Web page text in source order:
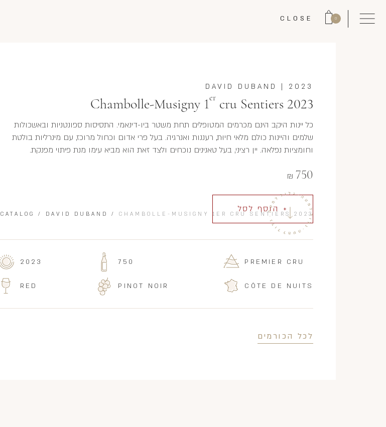
0
CLOSE
CATALOG / DAVID DUBAND / CHAMBOLLE-MUSIGNY 1ER CRU SENTIERS 2023
2023
|
DAVID DUBAND
Chambolle-Musigny 1er cru Sentiers 2023
כל יינות היקב הינם מכרמים המטופלים תחת משטר ביו-דינאמי. התסיסות ספונטניות ובאשכולות
שלמים והיינות כולם מלאי חיוּת, רעננות ואנרגיה. בעל פרי אדום וכחול מרוכז, עם מינרליות בולטת
וחומציות נפלאה. יין רציני, בעל טאנינים נוכחים ולצד זאת הוא מביא עימו מנת פיתוי מפנקת.
750
₪
+ הוסף לסל
2023
RED
750
PINOT NOIR
PREMIER CRU
CÔTE DE NUITS
לכל הכורמים